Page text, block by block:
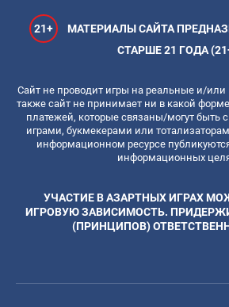
21+
МАТЕРИАЛЫ САЙТА
СТАРШЕ 21 ГОДА
Сайт не проводит игры на реальные и/или
также сайт не принимает ни в какой
платежей, которые связаны/могут быть
играми, букмекерами или
информационном ресурсе
информационных
УЧАСТИЕ В АЗАРТНЫХ ИГРАХ
ИГРОВУЮ ЗАВИСИМОСТЬ.
(ПРИНЦИПОВ)